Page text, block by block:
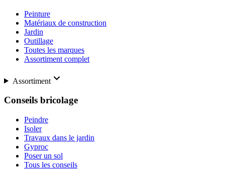
Peinture
Matériaux de construction
Jardin
Outillage
Toutes les marques
Assortiment complet
Assortiment
Conseils bricolage
Peindre
Isoler
Travaux dans le jardin
Gyproc
Poser un sol
Tous les conseils